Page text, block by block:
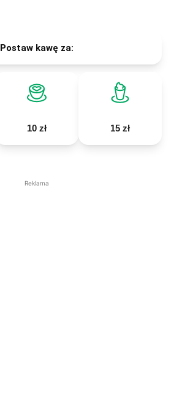
Postaw kawę za:
10 zł 15 zł
Reklama